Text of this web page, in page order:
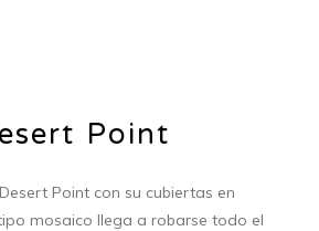
Point
Point con su cubiertas en
mosaico llega a robarse todo el